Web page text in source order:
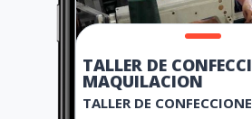
TALLER DE
MAQUILACION
TALLER DE